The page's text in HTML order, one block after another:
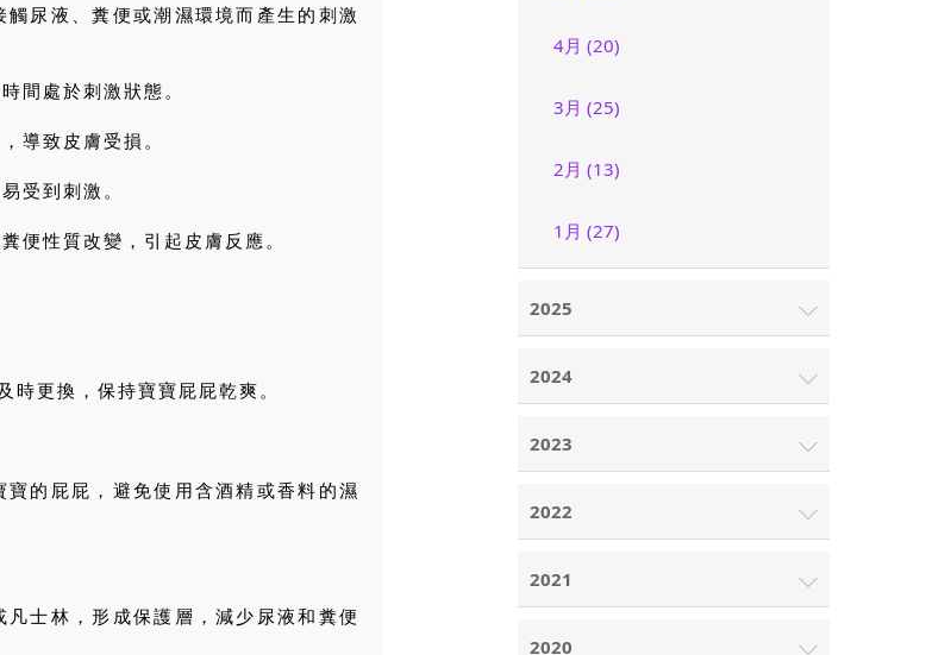
尿液、糞便或潮濕環境而產生的刺激
間處於刺激狀態。
導致皮膚受損。
受到刺激。
便性質改變，引起皮膚反應。
更換，保持寶寶屁屁乾爽。
的屁屁，避免使用含酒精或香料的濕
士林，形成保護層，減少尿液和糞便
4月 (20)
3月 (25)
2月 (13)
1月 (27)
2025
2024
2023
2022
2021
2020